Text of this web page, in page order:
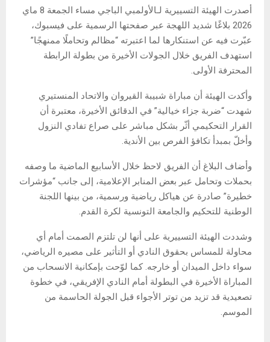
أصدرت الهيئة التسييرية لـالأولمبي الباجي مساء الجمعة 8 ماي
2026 بلاغًا شديد اللهجة عبر صفحتها الرسمية على فيسبوك،
عبّرت فيه عن استنكارها لما اعتبرته “مظالم وتحاملًا ممنهجًا”
استهدف الفريق خلال الجولات الأخيرة من بطولة الرابطة
المحترفة الأولى.
وأكدت الهيئة أن مباراة شبيبة القيروان والاتحاد المنستيري
شهدت “ضربة جزاء خيالية” في الدقائق الأخيرة، معتبرة أن
القرار التحكيمي أثّر بشكل مباشر على صراع تفادي النزول
وأخلّ بمبدأ تكافؤ الفرص بين الأندية.
وأضاف البلاغ أن الفريق لاحظ خلال الأسابيع الماضية ما وصفه
بحملات وتحامل عبر بعض المنابر الإعلامية، إلى جانب “مؤشرات
خطيرة” صادرة عن هياكل رياضية ورسمية، من بينها اللجنة
الوطنية للتحكيم والجامعة التونسية لكرة القدم.
وشددت الهيئة التسييرية على أنها لن تلتزم الصمت أمام أي
محاولة للمساس بحقوق النادي أو التأثير على مصيره الرياضي،
سواء داخل الميدان أو خارجه. كما لوّحت بإمكانية الانسحاب من
المباراة الأخيرة في البطولة أمام النادي الإفريقي، في خطوة
تصعيدية قد تزيد من توتر الأجواء قبل الجولة الحاسمة من
الموسم.